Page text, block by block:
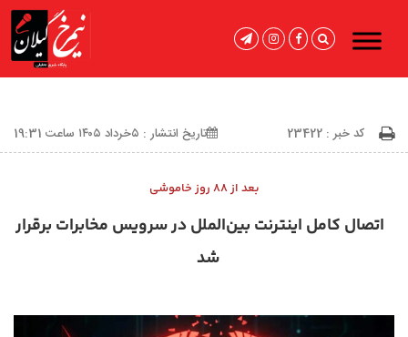
کد خبر : 23422 تاریخ انتشار : ۵خرداد ۱۴۰۵ ساعت 19:31
بعد از ۸۸ روز خاموشی
اتصال کامل اینترنت بین‌الملل در سرویس مخابرات برقرار
شد